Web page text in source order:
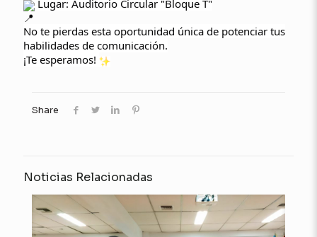
Lugar: Auditorio Circular "Bloque T"
No te pierdas esta oportunidad única de potenciar tus
habilidades de comunicación.
¡Te esperamos!
Share
Noticias Relacionadas